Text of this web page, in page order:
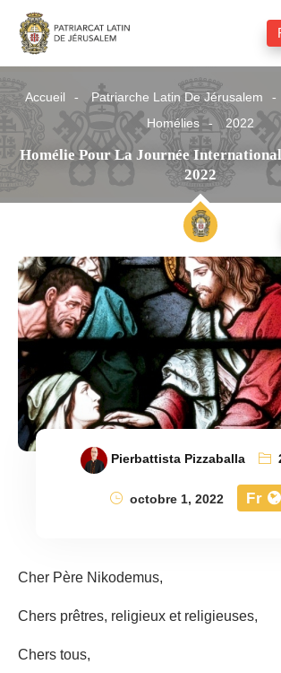
Accueil Patriarche Latin De Jérusalem
Homélies
2022
Homélie Pour La Journée
2022
Pierbattista Pizzaballa
octobre 1, 2022
Fr
Cher Père Nikodemus,
Chers prêtres, religieux et religieuses,
Chers tous,